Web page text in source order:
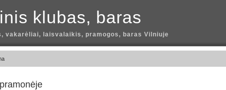
klubas, baras
vakarėliai, laisvalaikis, pramogos, baras Vilniuje